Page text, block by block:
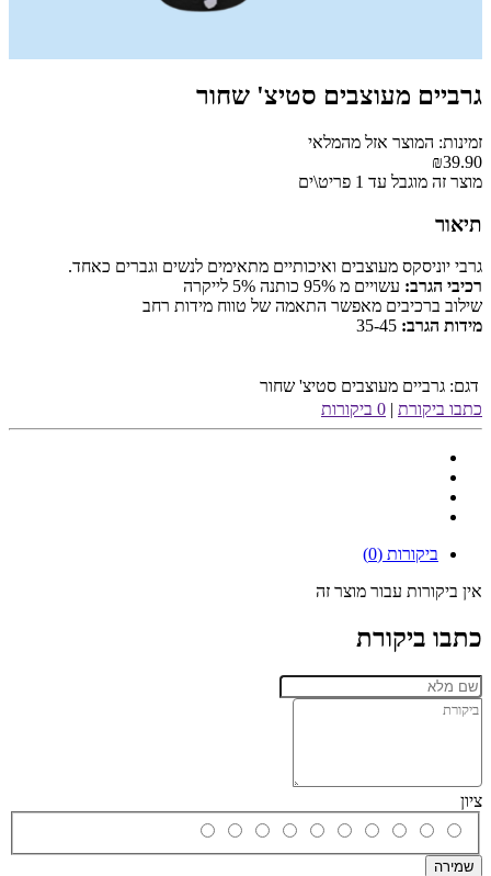
גרביים מעוצבים סטיצ' שחור
זמינות: המוצר אזל מהמלאי
₪39.90
מוצר זה מוגבל עד 1 פריט\ים
תיאור
גרבי יוניסקס מעוצבים ואיכותיים מתאימים לנשים וגברים כאחד.
רכיבי הגרב: עשויים מ 95% כותנה 5% לייקרה
שילוב ברכיבים מאפשר התאמה של טווח מידות רחב
מידות הגרב: 35-45
דגם: גרביים מעוצבים סטיצ' שחור
כתבו ביקורת | 0 ביקורות
ביקורות (0)
אין ביקורות עבור מוצר זה
כתבו ביקורת
ציון
שמירה